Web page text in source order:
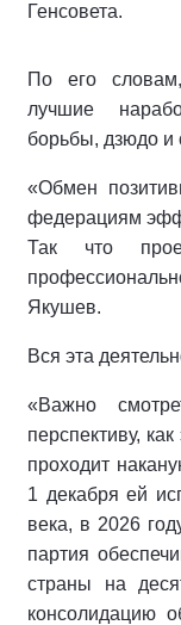
Генсовета.
По его
лучшие
борьбы, дзюдо и
«Обмен
федерациям
Так что
Якушев.
Вся эта
«Важно
перспективу,
проходит
1 декабря ей
века, в 2026
партия
страны на
консолидацию